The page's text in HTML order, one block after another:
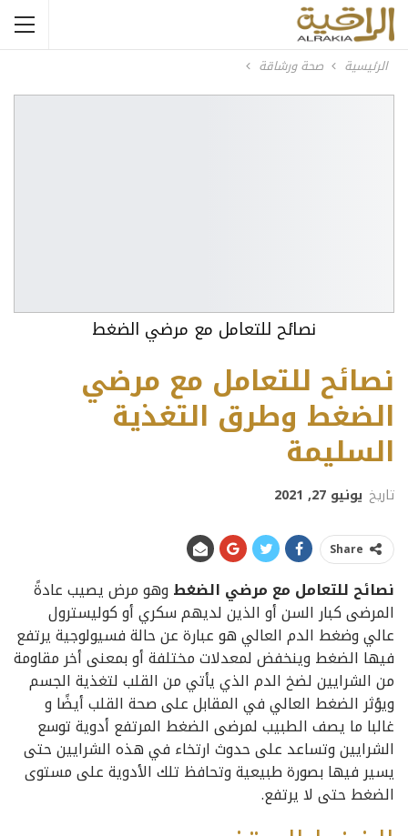
الرئيسية صحة ورشاقة
نصائح للتعامل مع مرضي الضغط
نصائح للتعامل مع مرضي
الضغط وطرق التغذية
السليمة
تاريخ يونيو 27, 2021
Share
نصائح للتعامل مع مرضي الضغط وهو مرض يصيب عادةً
المرضى كبار السن أو الذين لديهم سكري أو كوليسترول
عالي وضغط الدم العالي هو عبارة عن حالة فسيولوجية يرتفع
فيها الضغط وينخفض لمعدلات مختلفة أو بمعنى أخر مقاومة
من الشرايين لضخ الدم الذي يأتي من القلب لتغذية الجسم
ويؤثر الضغط العالي في المقابل على صحة القلب أيضًا و
غالبا ما يصف الطبيب لمرضى الضغط المرتفع أدوية توسع
الشرايين وتساعد على حدوث ارتخاء في هذه الشرايين حتى
يسير فيها بصورة طبيعية وتحافظ تلك الأدوية على مستوى
الضغط حتى لا يرتفع.